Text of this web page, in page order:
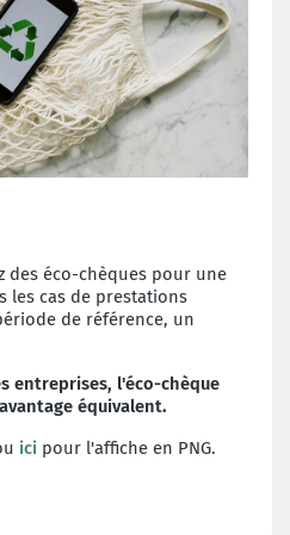
des éco-chèques pour une
les cas de prestations
de référence, un
entreprises, l'éco-chèque
équivalent.
ici pour l'affiche en PNG.